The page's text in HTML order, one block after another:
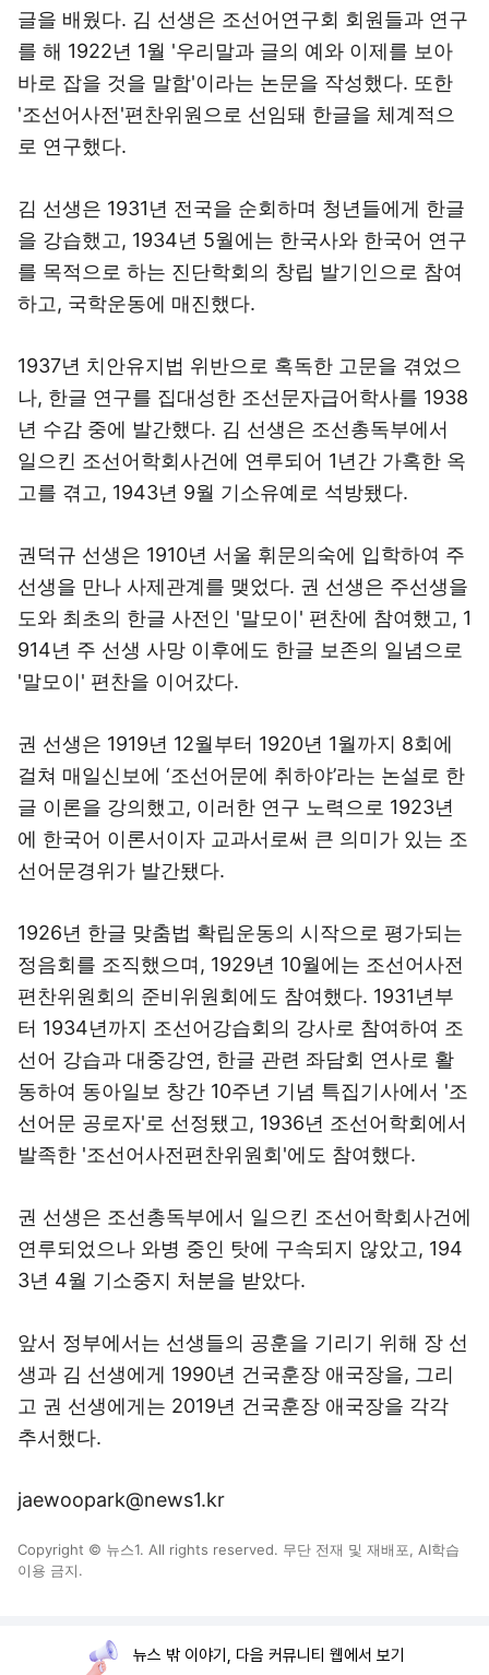
글을 배웠다. 김 선생은 조선어연구회 회원들과 연구
를 해 1922년 1월 '우리말과 글의 예와 이제를 보아
바로 잡을 것을 말함'이라는 논문을 작성했다. 또한
'조선어사전'편찬위원으로 선임돼 한글을 체계적으
로 연구했다.
김 선생은 1931년 전국을 순회하며 청년들에게 한글
을 강습했고, 1934년 5월에는 한국사와 한국어 연구
를 목적으로 하는 진단학회의 창립 발기인으로 참여
하고, 국학운동에 매진했다.
1937년 치안유지법 위반으로 혹독한 고문을 겪었으
나, 한글 연구를 집대성한 조선문자급어학사를 1938
년 수감 중에 발간했다. 김 선생은 조선총독부에서
일으킨 조선어학회사건에 연루되어 1년간 가혹한 옥
고를 겪고, 1943년 9월 기소유예로 석방됐다.
권덕규 선생은 1910년 서울 휘문의숙에 입학하여 주
선생을 만나 사제관계를 맺었다. 권 선생은 주선생을
도와 최초의 한글 사전인 '말모이' 편찬에 참여했고, 1
914년 주 선생 사망 이후에도 한글 보존의 일념으로
'말모이' 편찬을 이어갔다.
권 선생은 1919년 12월부터 1920년 1월까지 8회에
걸쳐 매일신보에 ‘조선어문에 취하야’라는 논설로 한
글 이론을 강의했고, 이러한 연구 노력으로 1923년
에 한국어 이론서이자 교과서로써 큰 의미가 있는 조
선어문경위가 발간됐다.
1926년 한글 맞춤법 확립운동의 시작으로 평가되는
정음회를 조직했으며, 1929년 10월에는 조선어사전
편찬위원회의 준비위원회에도 참여했다. 1931년부
터 1934년까지 조선어강습회의 강사로 참여하여 조
선어 강습과 대중강연, 한글 관련 좌담회 연사로 활
동하여 동아일보 창간 10주년 기념 특집기사에서 '조
선어문 공로자'로 선정됐고, 1936년 조선어학회에서
발족한 '조선어사전편찬위원회'에도 참여했다.
권 선생은 조선총독부에서 일으킨 조선어학회사건에
연루되었으나 와병 중인 탓에 구속되지 않았고, 194
3년 4월 기소중지 처분을 받았다.
앞서 정부에서는 선생들의 공훈을 기리기 위해 장 선
생과 김 선생에게 1990년 건국훈장 애국장을, 그리
고 권 선생에게는 2019년 건국훈장 애국장을 각각
추서했다.
jaewoopark@news1.kr
Copyright © 뉴스1. All rights reserved. 무단 전재 및 재배포, AI학습
이용 금지.
뉴스 밖 이야기, 다음 커뮤니티 웹에서 보기